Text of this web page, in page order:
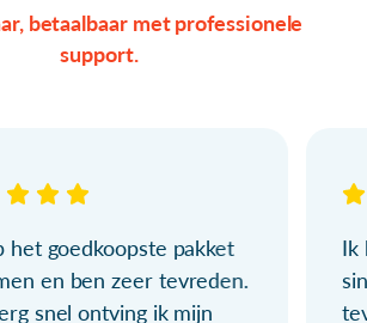
betaalbaar met professionele
support.
het goedkoopste pakket
en ben zeer tevreden.
snel ontving ik mijn
Ik